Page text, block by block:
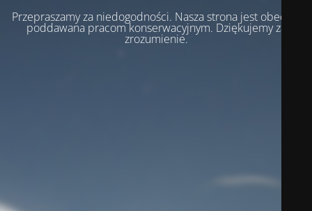
Przepraszamy za niedogodności. Nasza strona jest obecnie
poddawana pracom konserwacyjnym. Dziękujemy za
zrozumienie.